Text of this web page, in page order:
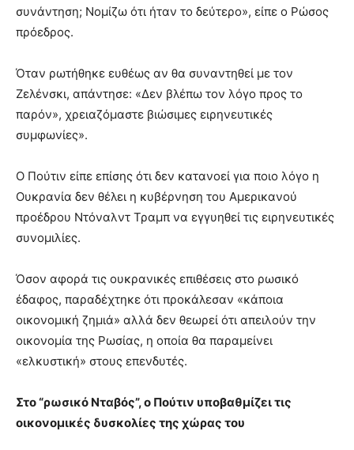
συνάντηση; Νομίζω ότι ήταν το δεύτερο», είπε ο Ρώσος
πρόεδρος.
Όταν ρωτήθηκε ευθέως αν θα συναντηθεί με τον
Ζελένσκι, απάντησε: «Δεν βλέπω τον λόγο προς το
παρόν», χρειαζόμαστε βιώσιμες ειρηνευτικές
συμφωνίες».
Ο Πούτιν είπε επίσης ότι δεν κατανοεί για ποιο λόγο η
Ουκρανία δεν θέλει η κυβέρνηση του Αμερικανού
προέδρου Ντόναλντ Τραμπ να εγγυηθεί τις ειρηνευτικές
συνομιλίες.
Όσον αφορά τις ουκρανικές επιθέσεις στο ρωσικό
έδαφος, παραδέχτηκε ότι προκάλεσαν «κάποια
οικονομική ζημιά» αλλά δεν θεωρεί ότι απειλούν την
οικονομία της Ρωσίας, η οποία θα παραμείνει
«ελκυστική» στους επενδυτές.
Στο “ρωσικό Νταβός”, ο Πούτιν υποβαθμίζει τις
οικονομικές δυσκολίες της χώρας του